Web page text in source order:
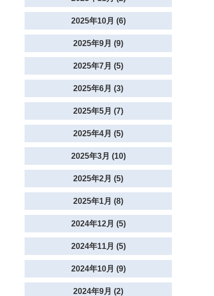
2025年10月 (6)
2025年9月 (9)
2025年7月 (5)
2025年6月 (3)
2025年5月 (7)
2025年4月 (5)
2025年3月 (10)
2025年2月 (5)
2025年1月 (8)
2024年12月 (5)
2024年11月 (5)
2024年10月 (9)
2024年9月 (2)